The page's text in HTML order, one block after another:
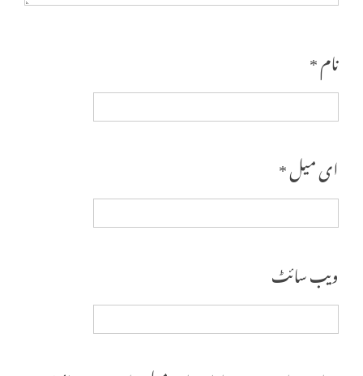
نام*
ای میل*
ویب‌ سائٹ